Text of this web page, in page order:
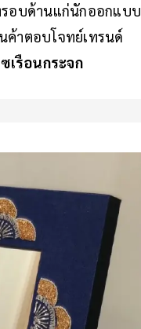
รอบด้านแก่นักออกแบบ
ค้าตอบโจทย์เทรนด์
เรือนกระจก